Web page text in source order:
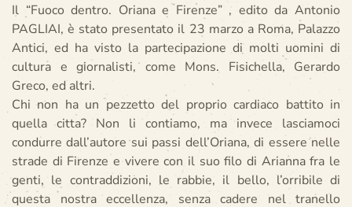
Il “Fuoco dentro. Oriana e Firenze” , edito da Antonio
PAGLIAI, è stato presentato il 23 marzo a Roma, Palazzo
Antici, ed ha visto la partecipazione di molti uomini di
cultura e giornalisti, come Mons. Fisichella, Gerardo
Greco, ed altri.
Chi non ha un pezzetto del proprio cardiaco battito in
quella citta? Non li contiamo, ma invece lasciamoci
condurre dall’autore sui passi dell’Oriana, di essere nelle
strade di Firenze e vivere con il suo filo di Arianna fra le
genti, le contraddizioni, le rabbie, il bello, l’orribile di
questa nostra eccellenza, senza cadere nel tranello